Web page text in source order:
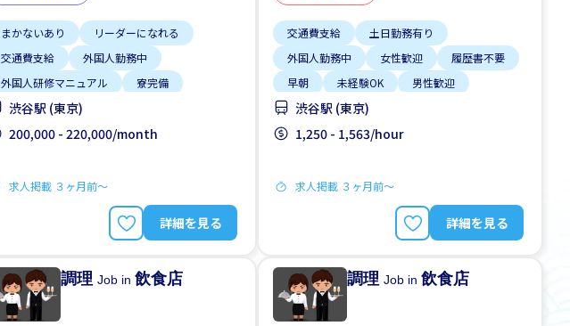
まかないあり
リーダーになれる
交通費支給
外国人勤務中
外国人研修マニュアル
寮完備
未経験OK
駅から近い
渋谷駅 (東京)
200,000 - 220,000/month
求人掲載 ３ヶ月前〜
詳細を見る
交通費支給
土日勤務有り
外国人勤務中
女性歓迎
履歴書不要
早朝
未経験OK
男性歓迎
留学生歓迎
渋谷駅 (東京)
1,250 - 1,563/hour
求人掲載 ３ヶ月前〜
詳細を見る
調理Job in飲食店 調理Job in飲食店